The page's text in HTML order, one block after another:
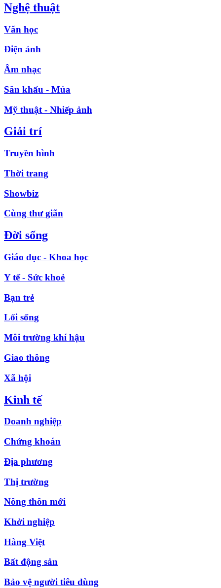
Nghệ thuật
Văn học
Điện ảnh
Âm nhạc
Sân khấu - Múa
Mỹ thuật - Nhiếp ảnh
Giải trí
Truyền hình
Thời trang
Showbiz
Cùng thư giãn
Đời sống
Giáo dục - Khoa học
Y tế - Sức khoẻ
Bạn trẻ
Lối sống
Môi trường khí hậu
Giao thông
Xã hội
Kinh tế
Doanh nghiệp
Chứng khoán
Địa phương
Thị trường
Nông thôn mới
Khởi nghiệp
Hàng Việt
Bất động sản
Bảo vệ người tiêu dùng